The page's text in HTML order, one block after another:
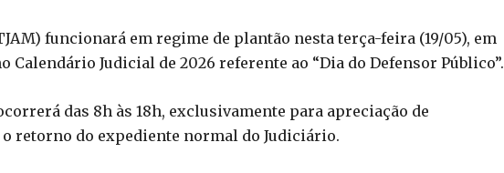
funcionará em regime de plantão nesta terça-feira (19/05), em
Judicial de 2026 referente ao “Dia do Defensor Público”.
das 8h às 18h, exclusivamente para apreciação de
retorno do expediente normal do Judiciário.